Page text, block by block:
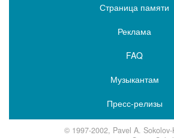
Страница памяти
Реклама
FAQ
Музыкантам
Пресс-релизы
© 1997-2002, Pavel A. Sokolov-